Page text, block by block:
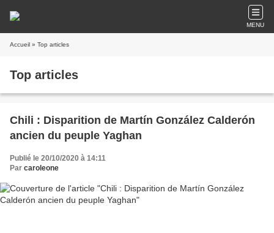
MENU
Accueil » Top articles
Top articles
Chili : Disparition de Martín González Calderón
ancien du peuple Yaghan
Publié le 20/10/2020 à 14:11
Par caroleone